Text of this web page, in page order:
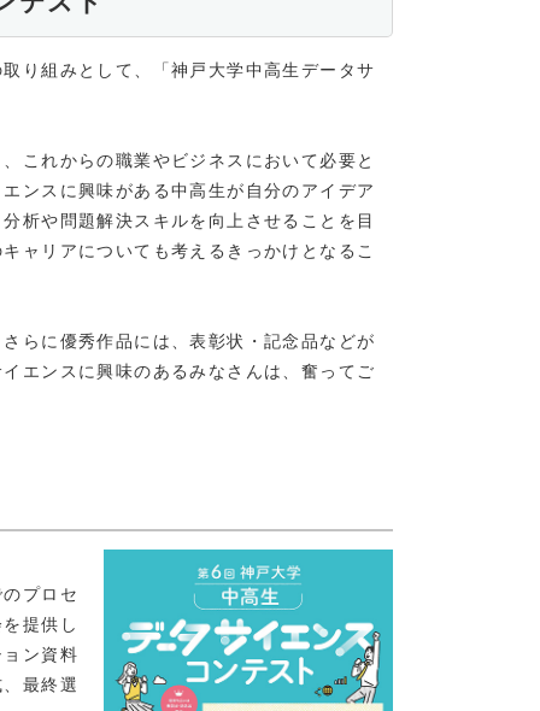
り組みとして、「神戸大学中高生データサ
これからの職業やビジネスにおいて必要と
ンスに興味がある中高生が自分のアイデア
析や問題解決スキルを向上させることを目
ャリアについても考えるきっかけとなるこ
らに優秀作品には、表彰状・記念品などが
エンスに興味のあるみなさんは、奮ってご
プロセ
提供し
ン資料
最終選